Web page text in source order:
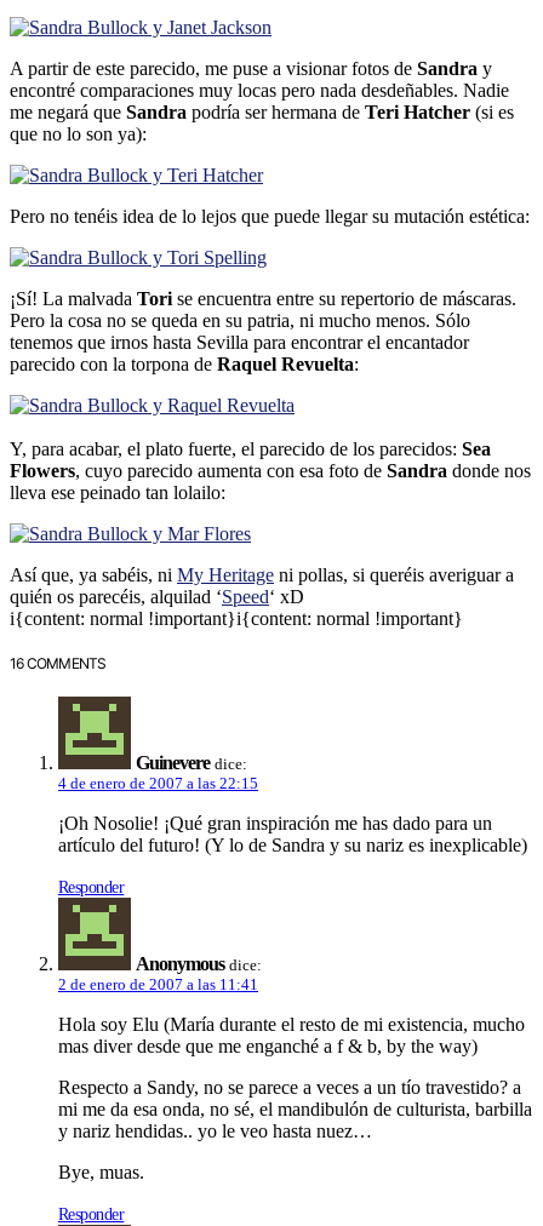
A partir de este parecido, me puse a visionar fotos de Sandra y
encontré comparaciones muy locas pero nada desdeñables. Nadie
me negará que Sandra podría ser hermana de Teri Hatcher (si es
que no lo son ya):
Pero no tenéis idea de lo lejos que puede llegar su mutación estética:
¡Sí! La malvada Tori se encuentra entre su repertorio de máscaras.
Pero la cosa no se queda en su patria, ni mucho menos. Sólo
tenemos que irnos hasta Sevilla para encontrar el encantador
parecido con la torpona de Raquel Revuelta:
Y, para acabar, el plato fuerte, el parecido de los parecidos: Sea
Flowers, cuyo parecido aumenta con esa foto de Sandra donde nos
lleva ese peinado tan lolailo:
Así que, ya sabéis, ni My Heritage ni pollas, si queréis averiguar a
quién os parecéis, alquilad ‘Speed‘ xD
i{content: normal !important}i{content: normal !important}
16 COMMENTS
Guinevere dice:
4 de enero de 2007 a las 22:15
¡Oh Nosolie! ¡Qué gran inspiración me has dado para un
artículo del futuro! (Y lo de Sandra y su nariz es inexplicable)
Responder
Anonymous dice:
2 de enero de 2007 a las 11:41
Hola soy Elu (María durante el resto de mi existencia, mucho
mas diver desde que me enganché a f & b, by the way)
Respecto a Sandy, no se parece a veces a un tío travestido? a
mi me da esa onda, no sé, el mandibulón de culturista, barbilla
y nariz hendidas.. yo le veo hasta nuez…
Bye, muas.
Responder